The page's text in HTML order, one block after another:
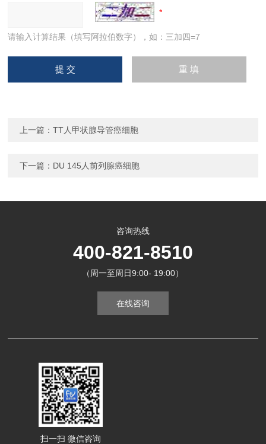
请输入计算结果（填写阿拉伯数字），如：三加四=7
上一篇：TT人甲状腺导管癌细胞
下一篇： DU 145人前列腺癌细胞
咨询热线
400-821-8510
（周一至周日9:00- 19:00）
在线咨询
扫一扫 微信咨询